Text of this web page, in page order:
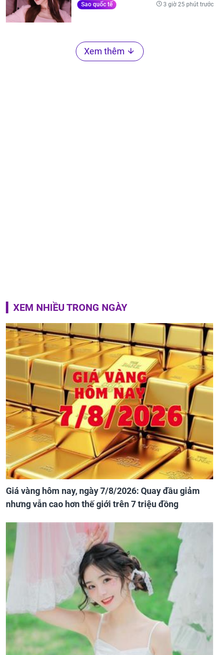
Sao quốc tế 3 giờ 25 phút trước
Xem thêm
XEM NHIỀU TRONG NGÀY
Giá vàng hôm nay, ngày 7/8/2026: Quay đầu giảm
nhưng vẫn cao hơn thế giới trên 7 triệu đồng